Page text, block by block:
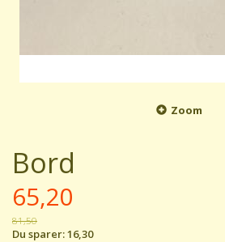
Zoom
Bord
65,20
81,50
Du sparer:16,30